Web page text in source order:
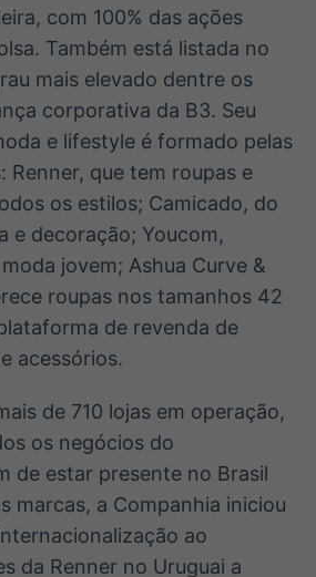
com 100% das ações
Também está listada no
mais elevado dentre os
corporativa da B3. Seu
e lifestyle é formado pelas
Renner, que tem roupas e
os estilos; Camicado, do
e decoração; Youcom,
jovem; Ashua Curve &
roupas nos tamanhos 42
de revenda de
acessórios.
de 710 lojas em operação,
os negócios do
de estar presente no Brasil
marcas, a Companhia iniciou
ao
da Renner no Uruguai a